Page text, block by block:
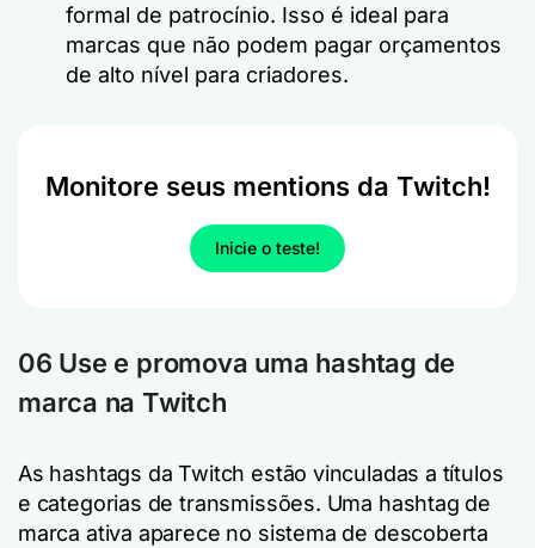
formal de patrocínio. Isso é ideal para
marcas que não podem pagar orçamentos
de alto nível para criadores.
Monitore seus mentions da Twitch!
Inicie o teste!
06 Use e promova uma hashtag de
marca na Twitch
As hashtags da Twitch estão vinculadas a títulos
e categorias de transmissões. Uma hashtag de
marca ativa aparece no sistema de descoberta